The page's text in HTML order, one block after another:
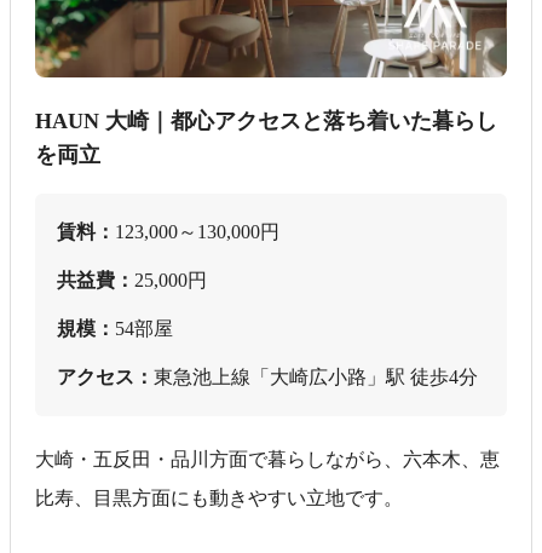
HAUN 大崎｜都心アクセスと落ち着いた暮らし
を両立
賃料： 123,000～130,000円
共益費： 25,000円
規模： 54部屋
アクセス： 東急池上線「大崎広小路」駅 徒歩4分
大崎・五反田・品川方面で暮らしながら、六本木、恵
比寿、目黒方面にも動きやすい立地です。